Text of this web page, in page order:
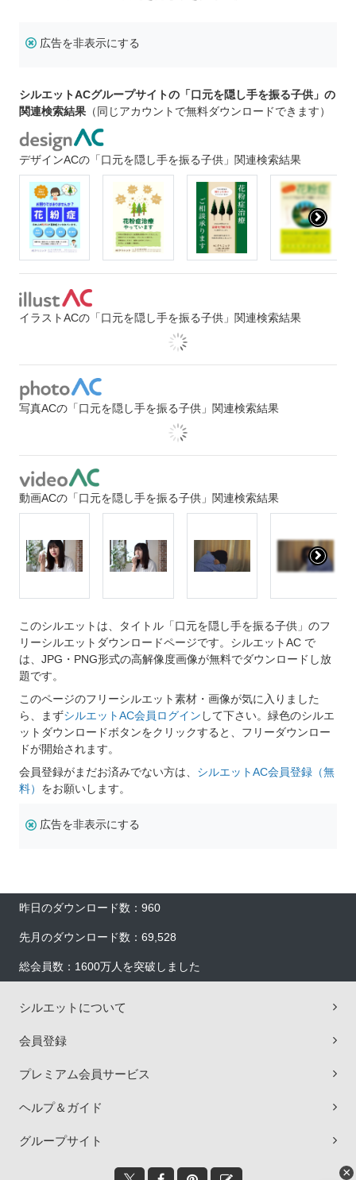
広告を非表示にする
シルエットACグループサイトの「口元を隠し手を振る子供」の
関連検索結果 （同じアカウントで無料ダウンロードできます）
デザインACの「口元を隠し手を振る子供」関連検索結果
イラストACの「口元を隠し手を振る子供」関連検索結果
写真ACの「口元を隠し手を振る子供」関連検索結果
動画ACの「口元を隠し手を振る子供」関連検索結果
このシルエットは、タイトル「口元を隠し手を振る子供」のフ
リーシルエットダウンロードページです。シルエットAC で
は、JPG・PNG形式の高解像度画像が無料でダウンロードし放
題です。
このページのフリーシルエット素材・画像が気に入りました
ら、まずシルエットAC会員ログイン して下さい。緑色のシルエ
ットダウンロードボタンをクリックすると、フリーダウンロー
ドが開始されます。
会員登録がまだお済みでない方は、 シルエットAC会員登録（無
料） をお願いします。
広告を非表示にする
昨日のダウンロード数：960
先月のダウンロード数：69,528
総会員数：1600万人を突破しました
シルエットについて
会員登録
プレミアム会員サービス
ヘルプ＆ガイド
グループサイト
×